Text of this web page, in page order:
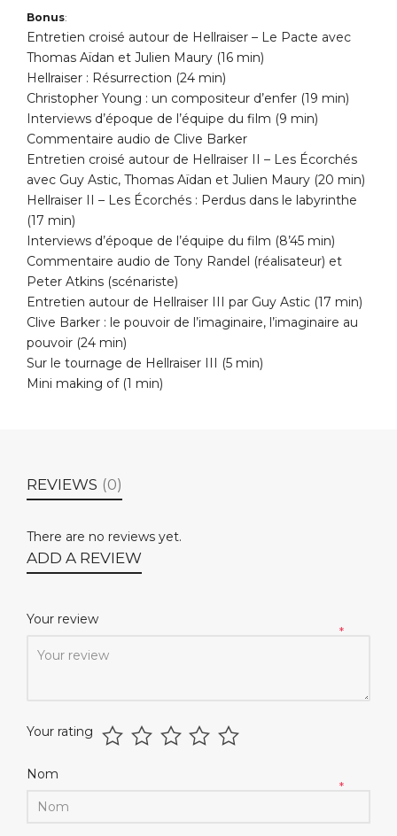
Bonus:
Entretien croisé autour de Hellraiser – Le Pacte avec
Thomas Aïdan et Julien Maury (16 min)
Hellraiser : Résurrection (24 min)
Christopher Young : un compositeur d’enfer (19 min)
Interviews d’époque de l’équipe du film (9 min)
Commentaire audio de Clive Barker
Entretien croisé autour de Hellraiser II – Les Écorchés
avec Guy Astic, Thomas Aïdan et Julien Maury (20 min)
Hellraiser II – Les Écorchés : Perdus dans le labyrinthe
(17 min)
Interviews d’époque de l’équipe du film (8’45 min)
Commentaire audio de Tony Randel (réalisateur) et
Peter Atkins (scénariste)
Entretien autour de Hellraiser III par Guy Astic (17 min)
Clive Barker : le pouvoir de l’imaginaire, l’imaginaire au
pouvoir (24 min)
Sur le tournage de Hellraiser III (5 min)
Mini making of (1 min)
REVIEWS (0)
There are no reviews yet.
ADD A REVIEW
Your review
*
Your rating
Nom
*